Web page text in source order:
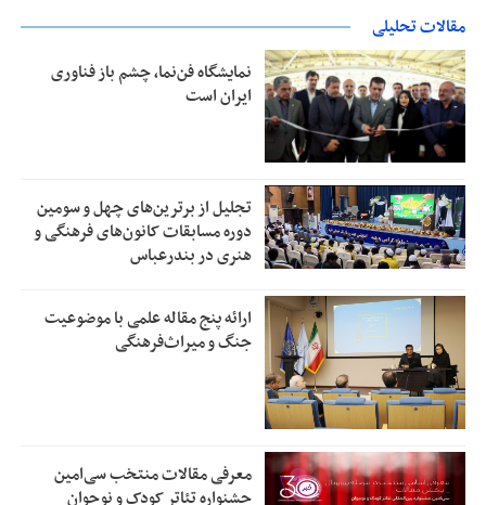
مقالات تحلیلی
نمایشگاه فن‌نما، چشم باز فناوری
ایران است
تجلیل از بر‌ترین‌های چهل و سومین
دوره مسابقات کانون‌های فرهنگی و
هنری در بندرعباس
ارائه پنج مقاله علمی با موضوعیت
جنگ و میراث‌فرهنگی
معرفی مقالات منتخب سی‌امین
جشنواره تئاتر کودک و نوجوان